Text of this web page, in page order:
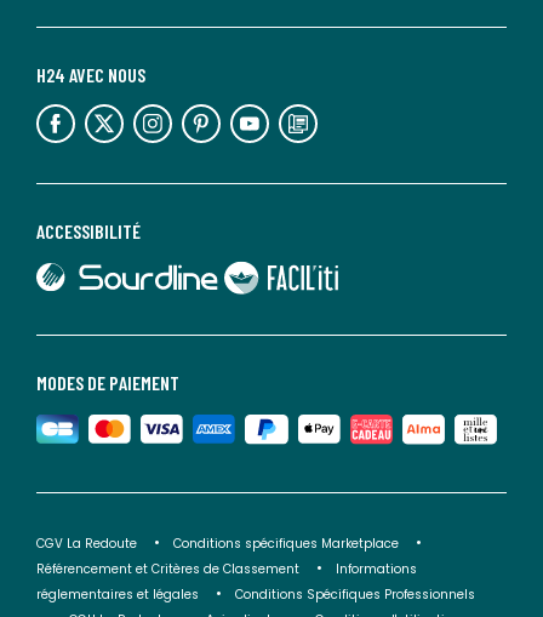
MODES DE PAIEMENT
ACCESSIBILITÉ
lien vers Sourdline
lien vers Faciliti
H24 AVEC NOUS
lien vers l'espace réseaux sociaux lien vers l'espace réseaux sociaux lien vers l'espace réseaux sociaux lien vers l'espace réseaux sociaux lien vers l'espace réseaux sociaux lien vers le blog la redoute
CGV La Redoute
Conditions spécifiques Marketplace
Référencement et Critères de Classement
Informations
réglementaires et légales
Conditions Spécifiques Professionnels